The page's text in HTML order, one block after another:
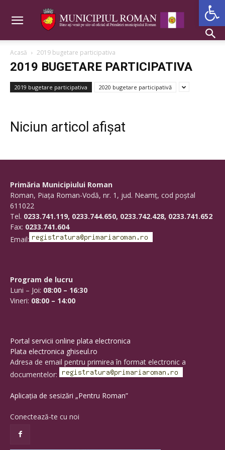
Acasă 2019 bugetare participativa
2019 BUGETARE PARTICIPATIVA
2019 bugetare participativa 2020 bugetare participativă
Niciun articol afișat
Primăria Municipiului Roman
Roman, Piaţa Roman-Vodă, nr. 1, jud. Neamţ, cod poştal
611022
Tel. 0233.741.119, 0233.744.650, 0233.742.428, 0233.741.652
Fax: 0233.741.604
Email:
Program de lucru
Luni – Joi: 08:00 – 16:30
Vineri: 08:00 – 14:00
Portal servicii online plata electronica
Plata electronica ghiseul.ro
Adresa de email pentru primirea în format electronic a
documentelor:
Aplicația de sesizări „Pentru Roman”
Conectează-te cu noi